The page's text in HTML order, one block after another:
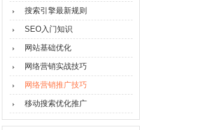
搜索引擎最新规则
SEO入门知识
网站基础优化
网络营销实战技巧
网络营销推广技巧
移动搜索优化推广